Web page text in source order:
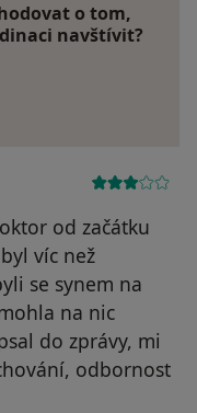
o tom,
navštívit?
od začátku
víc než
se synem na
na nic
do zprávy, mi
odbornost